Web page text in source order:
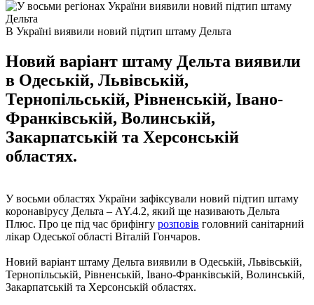
В Україні виявили новий підтип штаму Дельта
Новий варіант штаму Дельта виявили
в Одеській, Львівській,
Тернопільській, Рівненській, Івано-
Франківській, Волинській,
Закарпатській та Херсонській
областях.
У восьми областях України зафіксували новий підтип штаму
коронавірусу Дельта – AY.4.2, який ще називають Дельта
Плюс. Про це під час брифінгу розповів головний санітарний
лікар Одеської області Віталій Гончаров.
Новий варіант штаму Дельта виявили в Одеській, Львівській,
Тернопільській, Рівненській, Івано-Франківській, Волинській,
Закарпатській та Херсонській областях.